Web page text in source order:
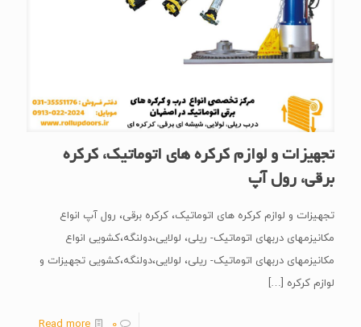
تجهیزات و لوازم کرکره های اتوماتیک، کرکره
برقی، رول آپ
تجهیزات و لوازم کرکره های اتوماتیک، کرکره برقی، رول آپ انواع
مکانیزمهای دربهای اتوماتیک- ریلی، لولایی،دولنگه،کشویی انواع
مکانیزمهای دربهای اتوماتیک- ریلی، لولایی،دولنگه،کشویی تجهیزات و
لوازم کرکره […]